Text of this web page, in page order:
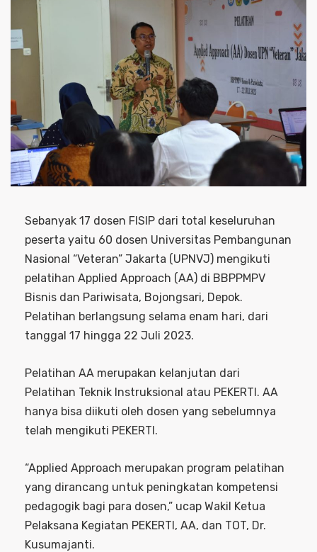
Sebanyak 17 dosen FISIP dari total keseluruhan
peserta yaitu 60 dosen Universitas Pembangunan
Nasional “Veteran” Jakarta (UPNVJ) mengikuti
pelatihan Applied Approach (AA) di BBPPMPV
Bisnis dan Pariwisata, Bojongsari, Depok.
Pelatihan berlangsung selama enam hari, dari
tanggal 17 hingga 22 Juli 2023.
Pelatihan AA merupakan kelanjutan dari
Pelatihan Teknik Instruksional atau PEKERTI. AA
hanya bisa diikuti oleh dosen yang sebelumnya
telah mengikuti PEKERTI.
“Applied Approach merupakan program pelatihan
yang dirancang untuk peningkatan kompetensi
pedagogik bagi para dosen,” ucap Wakil Ketua
Pelaksana Kegiatan PEKERTI, AA, dan TOT, Dr.
Kusumajanti.